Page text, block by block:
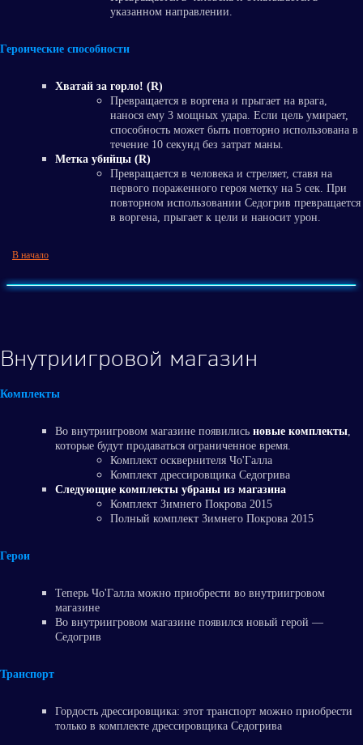
указанном направлении.
Героические способности
Хватай за горло! (R)
Превращается в воргена и прыгает на врага,
нанося ему 3 мощных удара. Если цель умирает,
способность может быть повторно использована в
течение 10 секунд без затрат маны.
Метка убийцы (R)
Превращается в человека и стреляет, ставя на
первого пораженного героя метку на 5 сек. При
повторном использовании Седогрив превращается
в воргена, прыгает к цели и наносит урон.
В начало
Внутриигровой магазин
Комплекты
Во внутриигровом магазине появились новые комплекты,
которые будут продаваться ограниченное время.
Комплект осквернителя Чо'Галла
Комплект дрессировщика Седогрива
Следующие комплекты убраны из магазина
Комплект Зимнего Покрова 2015
Полный комплект Зимнего Покрова 2015
Герои
Теперь Чо'Галла можно приобрести во внутриигровом
магазине
Во внутриигровом магазине появился новый герой —
Седогрив
Транспорт
Гордость дрессировщика: этот транспорт можно приобрести
только в комплекте дрессировщика Седогрива